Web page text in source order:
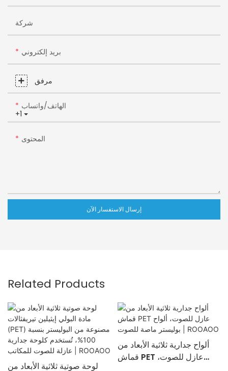
شركة
بريد إلكتروني
مرفق
+1
الهاتف/واتساب
المحتوى
إرسال الاستفسار الآن
Related Products
لوحة صوتية ثلاثية الأبعاد من
ألواح جدارية ثلاثية الأبعاد من
قماش PET عازل للصوت،